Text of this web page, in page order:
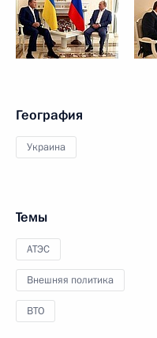
География
Украина
Темы
АТЭС
Внешняя политика
ВТО